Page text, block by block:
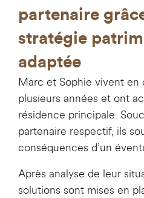
partenaire
stratégie
adaptée
Marc et Sophie vivent en
plusieurs années et ont
résidence principale.
partenaire respectif, ils
conséquences d’un
Après analyse de leur
solutions sont mises en